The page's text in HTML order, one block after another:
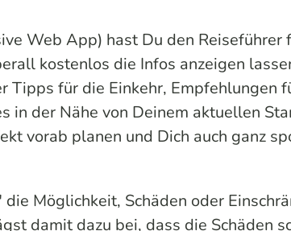
Web App) hast Du den
kostenlos die Infos anzeigen
Tipps für die Einkehr, Empfehlungen
der Nähe von Deinem aktuellen
vorab planen und Dich auch ganz
Möglichkeit, Schäden oder
damit dazu bei, dass die Schäden